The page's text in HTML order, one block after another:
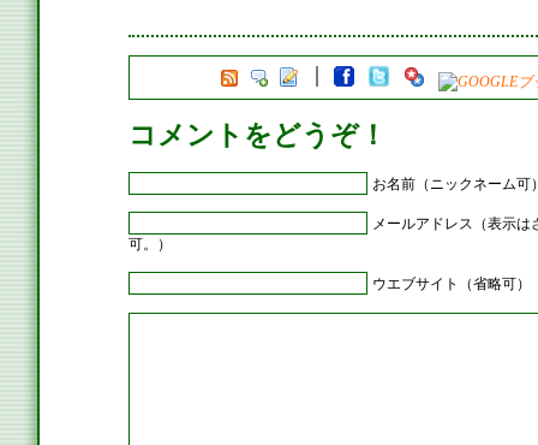
コメントをどうぞ！
お名前（ニックネーム可
メールアドレス（表示
可。）
ウエブサイト（省略可）